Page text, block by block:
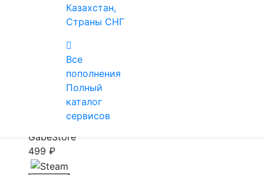
Казахстан,
Страны СНГ
Все
пополнения
Полный
каталог
сервисов
SteamPay
SteamBuy
GabeStore
499 ₽